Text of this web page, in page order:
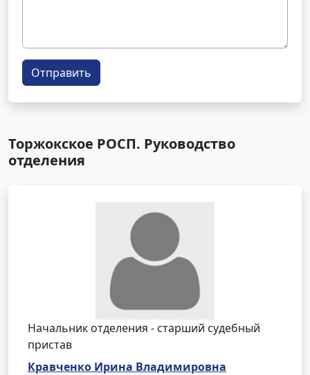
Отправить
Торжокское РОСП. Руководство
отделения
Начальник отделения - старший судебный
пристав
Кравченко Ирина Владимировна